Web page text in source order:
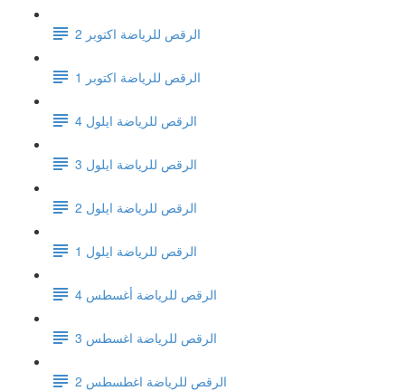
الرقص للرياضة اكتوبر 2
الرقص للرياضة اكتوبر 1
الرقص للرياضة ايلول 4
الرقص للرياضة ايلول 3
الرقص للرياضة ايلول 2
الرقص للرياضة ايلول 1
الرقص للرياضة أغسطس 4
الرقص للرياضة اغسطس 3
الرقص للرياضة اغطسطس 2